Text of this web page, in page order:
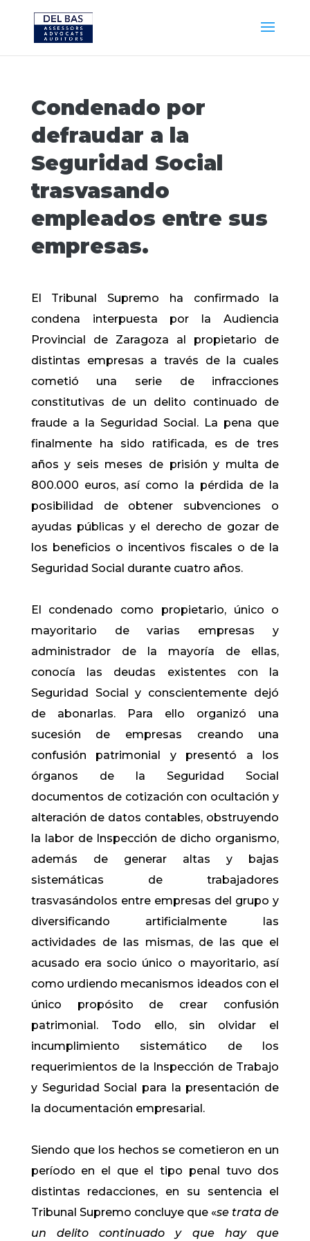
Condenado por
defraudar a la
Seguridad Social
trasvasando
empleados entre sus
empresas.
El Tribunal Supremo ha confirmado la
condena interpuesta por la Audiencia
Provincial de Zaragoza al propietario de
distintas empresas a través de la cuales
cometió una serie de infracciones
constitutivas de un delito continuado de
fraude a la Seguridad Social. La pena que
finalmente ha sido ratificada, es de tres
años y seis meses de prisión y multa de
800.000 euros, así como la pérdida de la
posibilidad de obtener subvenciones o
ayudas públicas y el derecho de gozar de
los beneficios o incentivos fiscales o de la
Seguridad Social durante cuatro años.
El condenado como propietario, único o
mayoritario de varias empresas y
administrador de la mayoría de ellas,
conocía las deudas existentes con la
Seguridad Social y conscientemente dejó
de abonarlas. Para ello organizó una
sucesión de empresas creando una
confusión patrimonial y presentó a los
órganos de la Seguridad Social
documentos de cotización con ocultación y
alteración de datos contables, obstruyendo
la labor de Inspección de dicho organismo,
además de generar altas y bajas
sistemáticas de trabajadores
trasvasándolos entre empresas del grupo y
diversificando artificialmente las
actividades de las mismas, de las que el
acusado era socio único o mayoritario, así
como urdiendo mecanismos ideados con el
único propósito de crear confusión
patrimonial. Todo ello, sin olvidar el
incumplimiento sistemático de los
requerimientos de la Inspección de Trabajo
y Seguridad Social para la presentación de
la documentación empresarial.
Siendo que los hechos se cometieron en un
período en el que el tipo penal tuvo dos
distintas redacciones, en su sentencia el
Tribunal Supremo concluye que «se trata de
un delito continuado y que hay que